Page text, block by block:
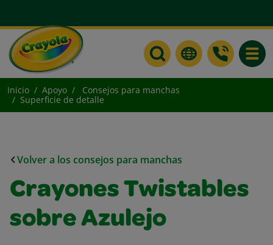
Inicio Apoyo
Consejos para manchas
Superficie de detalle
Volver a los consejos para manchas
Crayones Twistables
sobre Azulejo